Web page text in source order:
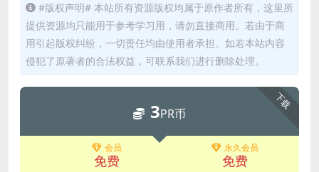
#版权声明# 本站所有资源版权均属于原作者所有，这里所
提供资源均只能用于参考学习用，请勿直接商用。若由于商
用引起版权纠纷，一切责任均由使用者承担。如若本站内容
侵犯了原著者的合法权益，可联系我们进行删除处理。
下载
3PR币
会员
免费
永久会员
免费